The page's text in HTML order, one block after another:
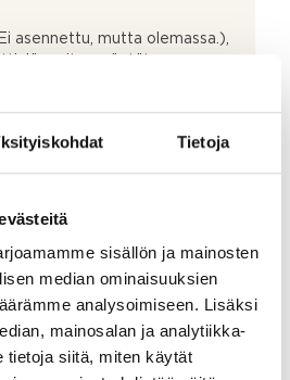
Tietoja
sisällön ja mainosten
median ominaisuuksien
analysoimiseen. Lisäksi
mainosalan ja analytiikka-
tietoja siitä, miten käytät
asennettu, mutta olemassa.),
ikkunoilla. Olohuoneen
takapihalle. Kauko-ohjaimella